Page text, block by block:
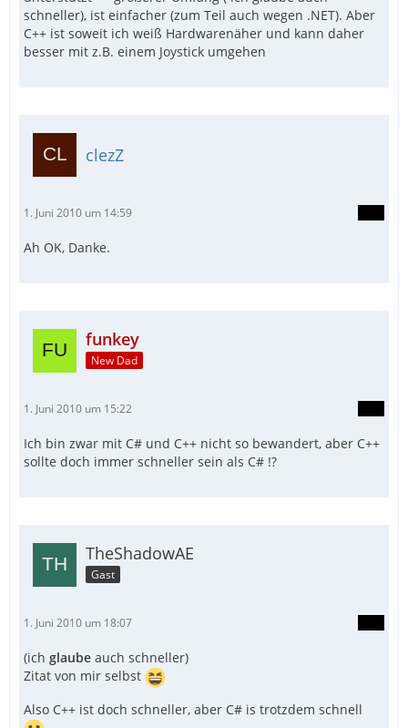
schneller), ist einfacher (zum Teil auch wegen .NET). Aber
C++ ist soweit ich weiß Hardwarenäher und kann daher
besser mit z.B. einem Joystick umgehen
clezZ
1. Juni 2010 um 14:59
Ah OK, Danke.
funkey
New Dad
1. Juni 2010 um 15:22
Ich bin zwar mit C# und C++ nicht so bewandert, aber C++
sollte doch immer schneller sein als C# !?
TheShadowAE
Gast
1. Juni 2010 um 18:07
(ich glaube auch schneller)
Zitat von mir selbst
Also C++ ist doch schneller, aber C# is trotzdem schnell